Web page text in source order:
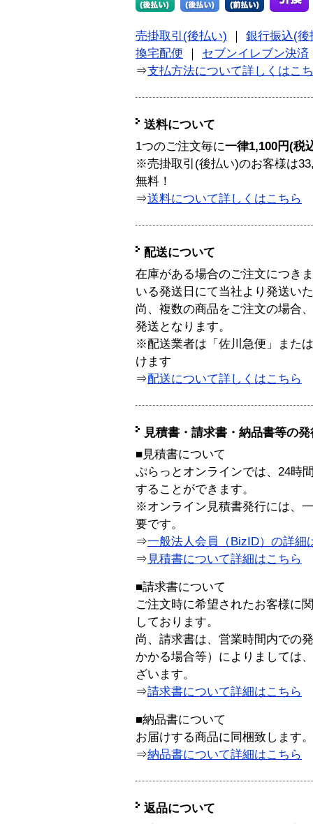
売掛取引(後払い)
銀行振込(後
換宅配便
セブンイレブン決済
⇒支払方法について詳しくはこ
送料について
1つのご注文毎に一律1,100円(税
※売掛取引(後払い)のお客様は
無料！
⇒送料について詳しくはこちら
配送について
在庫がある場合のご注文につき
いる発送日にて当社より発送い
尚、複数の商品をご注文の場合
発送となります。
※配送業者は「佐川急便」また
けます
⇒配送について詳しくはこちら
見積書・請求書・納品書等の
■見積書について
ぷらっとオンラインでは、24時
することができます。
※オンライン見積書発行には、
要です。
⇒一般法人会員（BizID）の詳細
⇒ 見積書について詳細はこちら
■請求書について
ご注文時に希望されたお客様に
しております。
尚、請求書は、営業時間内での
かかる場合等）によりましては
ざいます。
⇒請求書について詳細はこちら
■納品書について
お届けする商品に同梱致します。
⇒納品書について詳細はこちら
返品について